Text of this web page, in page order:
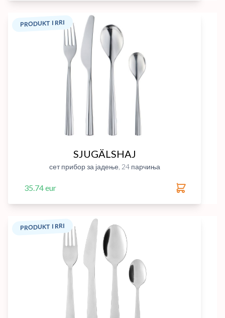
PRODUKT I RRI
SJUGÄLSHAJ
сет прибор за јадење, 24 парчиња
35.74 eur
PRODUKT I RRI